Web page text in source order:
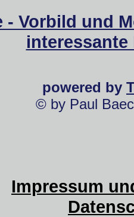
- Vorbild und
powered by
© by Paul
Impressum